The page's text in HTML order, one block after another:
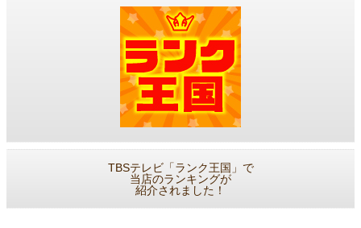
TBSテレビ「ランク王国」で
当店のランキングが
紹介されました！